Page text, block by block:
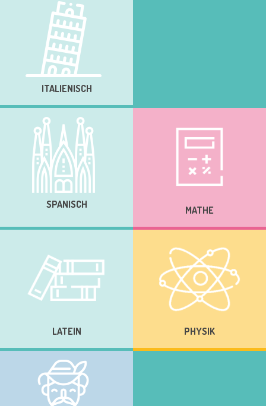
ITALIENISCH
SPANISCH MATHE
LATEIN PHYSIK